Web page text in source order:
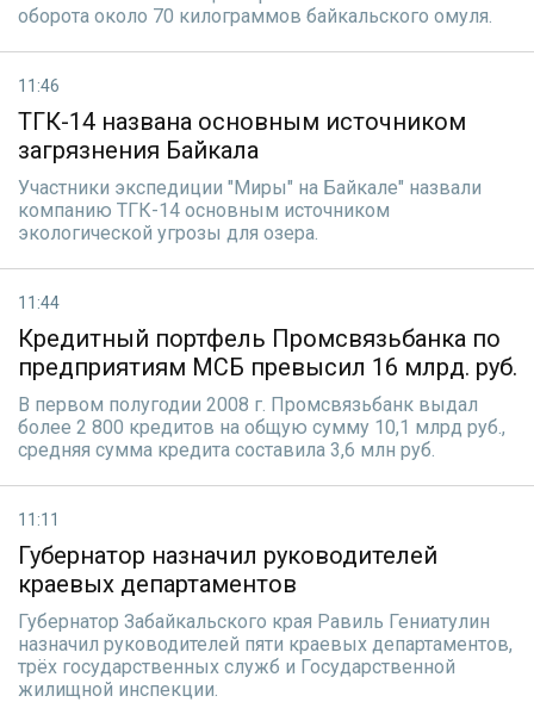
оборота около 70 килограммов байкальского омуля.
11:46
ТГК-14 названа основным источником
загрязнения Байкала
Участники экспедиции "Миры" на Байкале" назвали
компанию ТГК-14 основным источником
экологической угрозы для озера.
11:44
Кредитный портфель Промсвязьбанка по
предприятиям МСБ превысил 16 млрд. руб.
В первом полугодии 2008 г. Промсвязьбанк выдал
более 2 800 кредитов на общую сумму 10,1 млрд руб.,
средняя сумма кредита составила 3,6 млн руб.
11:11
Губернатор назначил руководителей
краевых департаментов
Губернатор Забайкальского края Равиль Гениатулин
назначил руководителей пяти краевых департаментов,
трёх государственных служб и Государственной
жилищной инспекции.